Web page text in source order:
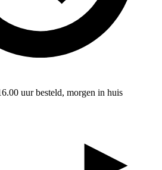
uur besteld, morgen in huis